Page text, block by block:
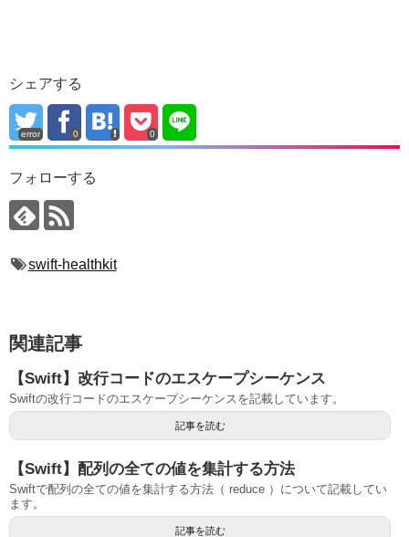
シェアする
error 0 0
フォローする
swift-healthkit
関連記事
【Swift】改行コードのエスケープシーケンス
Swiftの改行コードのエスケープシーケンスを記載しています。
記事を読む
【Swift】配列の全ての値を集計する方法
Swiftで配列の全ての値を集計する方法（ reduce ）について記載してい
ます。
記事を読む